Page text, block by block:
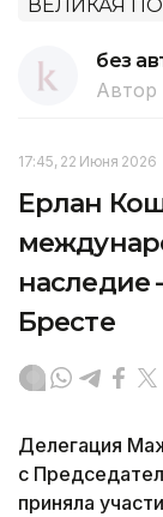
ВЕЛИКАЯ
без
Автор
17:45, 22 Июня 2026
Ерлан
наследие
Бресте
Делегация
с
приняла